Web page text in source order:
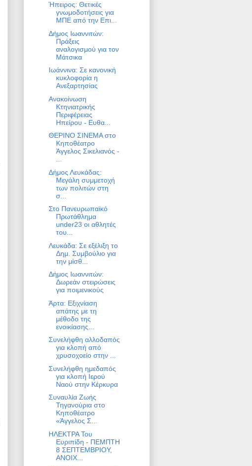
Ήπειρος: Θετικές
γνωμοδοτήσεις για
ΜΠΕ από την Επι...
Δήμος Ιωαννιτών:
Πράξεις
αναλογισμού για τον
Μάτσικα
Ιωάννινα: Σε κανονική
κυκλοφορία η
Ανεξαρτησίας
Ανακοίνωση
Κτηνιατρικής
Περιφέρειας
Ηπείρου - Ευθα...
ΘΕΡΙΝΟ ΣΙΝΕΜΑ στο
Κηποθέατρο
Άγγελος Σικελιανός -
Δήμος Λευκάδας:
Μεγάλη συμμετοχή
των πολιτών στη
σ...
Στο Πανευρωπαϊκό
Πρωτάθλημα
under23 οι αθλητές
του...
Λευκάδα: Σε εξέλιξη το
Δημ. Συμβούλιο για
την μίσθ...
Δήμος Ιωαννιτών:
Δωρεάν στειρώσεις
για ποιμενικούς
Άρτα: Εξιχνίαση
απάτης με τη
μέθοδο της
ενοικίασης...
Συνελήφθη αλλοδαπός
για κλοπή από
χρυσοχοείο στην ...
Συνελήφθη ημεδαπός
για κλοπή Ιερού
Ναού στην Κέρκυρα
Συναυλία Ζωής
Τηγανούρια στο
Κηποθέατρο
«Άγγελος Σ...
ΗΛΕΚΤΡΑ Του
Ευριπίδη - ΠΕΜΠΤΗ
8 ΣΕΠΤΕΜΒΡΙΟΥ,
ΑΝΟΙΧ...